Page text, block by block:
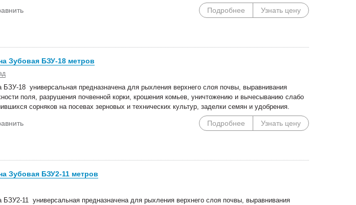
Подробнее Узнать цену
Зубовая БЗУ-18 метров
БЗУ-18 универсальная предназначена для рыхления верхнего слоя почвы, выравнивания
поля, разрушения почвенной корки, крошения комьев, уничтожению и вычесыванию слабо
сорняков на посевах зерновых и технических культур, заделки семян и удобрения.
Подробнее Узнать цену
Зубовая БЗУ2-11 метров
БЗУ2-11 универсальная предназначена для рыхления верхнего слоя почвы, выравнивания